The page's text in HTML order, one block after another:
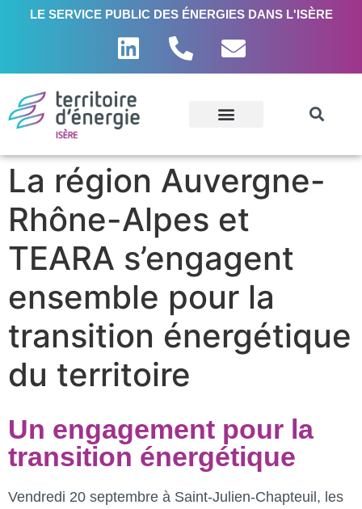
LE SERVICE PUBLIC DES ÉNERGIES DANS L'ISÈRE
La région Auvergne-
Rhône-Alpes et
TEARA s’engagent
ensemble pour la
transition énergétique
du territoire
Un engagement pour la
transition énergétique
Vendredi 20 septembre à Saint-Julien-Chapteuil, les